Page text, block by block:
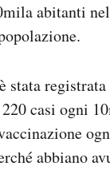
abitanti
stata
casi ogni
abbiano